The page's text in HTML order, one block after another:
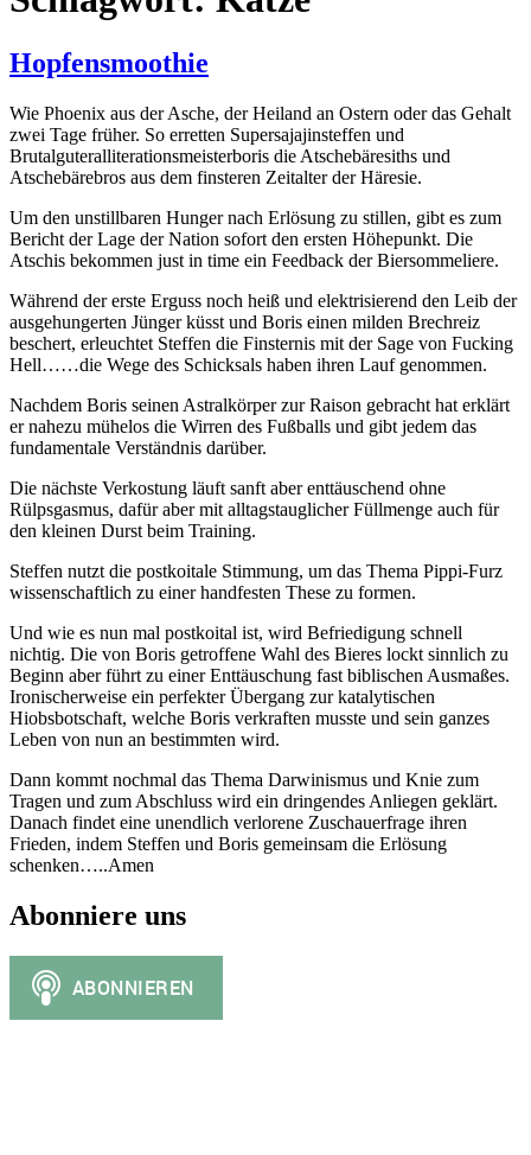
Hopfensmoothie
Wie Phoenix aus der Asche, der Heiland an Ostern oder das Gehalt
zwei Tage früher. So erretten Supersajajinsteffen und
Brutalguteralliterationsmeisterboris die Atschebäresiths und
Atschebärebros aus dem finsteren Zeitalter der Häresie.
Um den unstillbaren Hunger nach Erlösung zu stillen, gibt es zum
Bericht der Lage der Nation sofort den ersten Höhepunkt. Die
Atschis bekommen just in time ein Feedback der Biersommeliere.
Während der erste Erguss noch heiß und elektrisierend den Leib der
ausgehungerten Jünger küsst und Boris einen milden Brechreiz
beschert, erleuchtet Steffen die Finsternis mit der Sage von Fucking
Hell……die Wege des Schicksals haben ihren Lauf genommen.
Nachdem Boris seinen Astralkörper zur Raison gebracht hat erklärt
er nahezu mühelos die Wirren des Fußballs und gibt jedem das
fundamentale Verständnis darüber.
Die nächste Verkostung läuft sanft aber enttäuschend ohne
Rülpsgasmus, dafür aber mit alltagstauglicher Füllmenge auch für
den kleinen Durst beim Training.
Steffen nutzt die postkoitale Stimmung, um das Thema Pippi-Furz
wissenschaftlich zu einer handfesten These zu formen.
Und wie es nun mal postkoital ist, wird Befriedigung schnell
nichtig. Die von Boris getroffene Wahl des Bieres lockt sinnlich zu
Beginn aber führt zu einer Enttäuschung fast biblischen Ausmaßes.
Ironischerweise ein perfekter Übergang zur katalytischen
Hiobsbotschaft, welche Boris verkraften musste und sein ganzes
Leben von nun an bestimmten wird.
Dann kommt nochmal das Thema Darwinismus und Knie zum
Tragen und zum Abschluss wird ein dringendes Anliegen geklärt.
Danach findet eine unendlich verlorene Zuschauerfrage ihren
Frieden, indem Steffen und Boris gemeinsam die Erlösung
schenken…..Amen
Abonniere uns